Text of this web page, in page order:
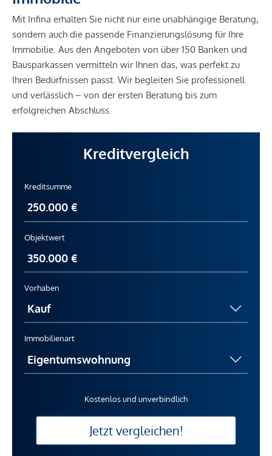
Mit Infina erhalten Sie nicht nur eine unabhängige Beratung,
sondern auch die passende Finanzierungslösung für Ihre
Immobilie. Aus den Angeboten von über 150 Banken und
Bausparkassen vermitteln wir Ihnen das, was perfekt zu
Ihren Bedürfnissen passt. Wir begleiten Sie professionell
und verlässlich – von der ersten Beratung bis zum
erfolgreichen Abschluss.
Kreditvergleich
Kreditsumme
Objektwert
Vorhaben
Immobilienart
Kostenlos und unverbindlich
Jetzt vergleichen!